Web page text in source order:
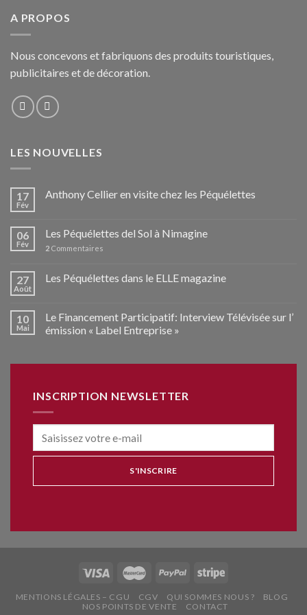
A PROPOS
Nous concevons et fabriquons des produits touristiques,
publicitaires et de décoration.
LES NOUVELLES
17
Fév
Anthony Cellier en visite chez les Péquélettes
06
Fév
Les Péquélettes del Sol à Nimagine
2 Commentaires
27
Août
Les Péquélettes dans le ELLE magazine
10
Mai
Le Financement Participatif: Interview Télévisée sur l’
émission « Label Entreprise »
INSCRIPTION NEWSLETTER
MENTIONS LÉGALES – CGU CGV QUI SOMMES NOUS ?
BLOG
NOS POINTS DE VENTE
CONTACT